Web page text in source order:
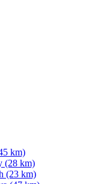
km)
(28 km)
(23 km)